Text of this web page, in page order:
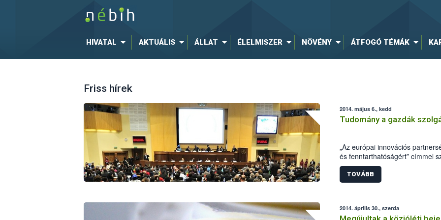
HIVATAL AKTUÁLIS ÁLLAT ÉLELMISZER NÖVÉNY ÁTFOGÓ TÉMÁK
Friss hírek
2014. május 6., kedd
Tudomány a gazdák
„Az európai innovációs
és fenntarthatóságért” címmel
Nemzeti Élelmiszerlánc-
hogy felhívja a figyelmet az
agrárgazdaságban, s ezáltal a
TOVÁBB
2014. április 30., szerda